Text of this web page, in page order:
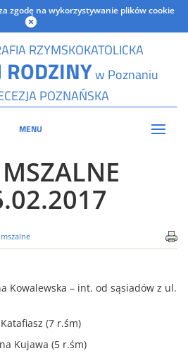
zgodę na wykorzystywanie plików cookie
RODZINYw Poznaniu
POZNAŃSKA
MENU
Kowalewska – int. od sąsiadów z ul.
(7 r.śm)
Kujawa (5 r.śm)